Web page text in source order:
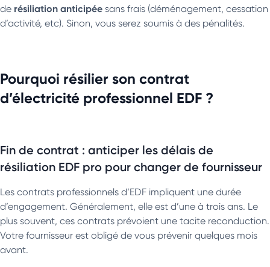
de résiliation anticipée sans frais (déménagement, cessation
d’activité, etc). Sinon, vous serez soumis à des pénalités.
Pourquoi résilier son contrat
d’électricité professionnel EDF ?
Fin de contrat : anticiper les délais de
résiliation EDF pro pour changer de fournisseur
Les contrats professionnels d’EDF impliquent une durée
d’engagement. Généralement, elle est d’une à trois ans. Le
plus souvent, ces contrats prévoient une tacite reconduction.
Votre fournisseur est obligé de vous prévenir quelques mois
avant.